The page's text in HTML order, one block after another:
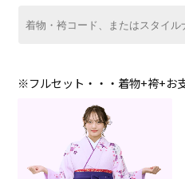
※フルセット・・・着物+袴+お